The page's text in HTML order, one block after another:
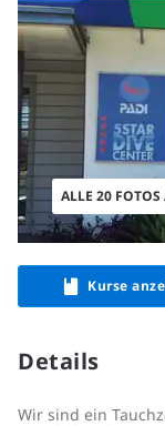
ALLE 20 FOTOS
Kurse
Details
Wir sind ein